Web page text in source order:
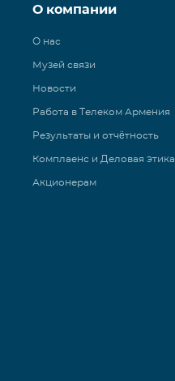
О компании
О нас
Музей связи
Новости
Работа в Телеком Армения
Результаты и отчётность
Комплаенс и Деловая этика
Акционерам